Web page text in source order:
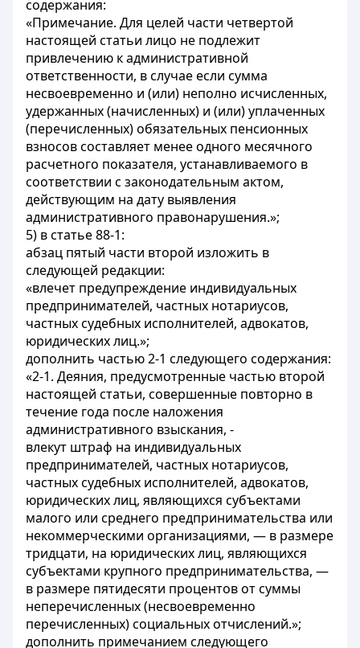
содержания:
«Примечание. Для целей части четвертой
настоящей статьи лицо не подлежит
привлечению к административной
ответственности, в случае если сумма
несвоевременно и (или) неполно исчисленных,
удержанных (начисленных) и (или) уплаченных
(перечисленных) обязательных пенсионных
взносов составляет менее одного месячного
расчетного показателя, устанавливаемого в
соответствии с законодательным актом,
действующим на дату выявления
административного правонарушения.»;
5) в статье 88-1:
абзац пятый части второй изложить в
следующей редакции:
«влечет предупреждение индивидуальных
предпринимателей, частных нотариусов,
частных судебных исполнителей, адвокатов,
юридических лиц.»;
дополнить частью 2-1 следующего содержания:
«2-1. Деяния, предусмотренные частью второй
настоящей статьи, совершенные повторно в
течение года после наложения
административного взыскания, -
влекут штраф на индивидуальных
предпринимателей, частных нотариусов,
частных судебных исполнителей, адвокатов,
юридических лиц, являющихся субъектами
малого или среднего предпринимательства или
некоммерческими организациями, — в размере
тридцати, на юридических лиц, являющихся
субъектами крупного предпринимательства, —
в размере пятидесяти процентов от суммы
неперечисленных (несвоевременно
перечисленных) социальных отчислений.»;
дополнить примечанием следующего